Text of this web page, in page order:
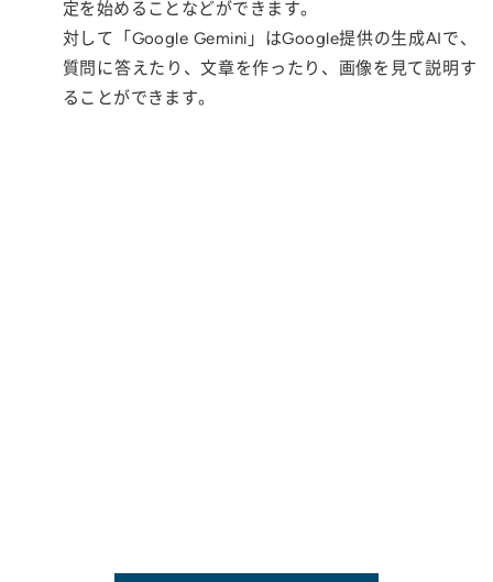
定を始めることなどができます。
対して「Google Gemini」はGoogle提供の生成AIで、
質問に答えたり、文章を作ったり、画像を見て説明す
ることができます。